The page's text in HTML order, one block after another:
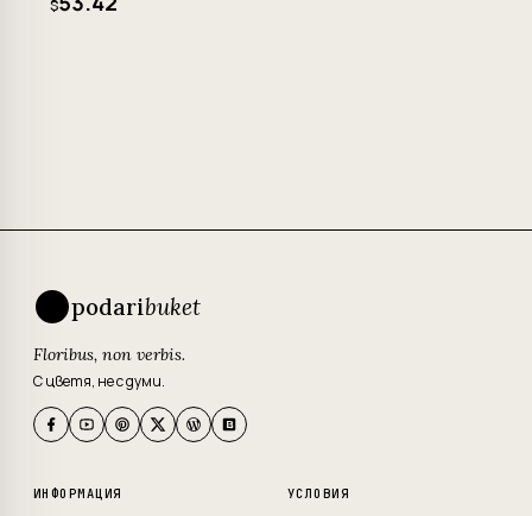
$
podaribuket
Floribus, non verbis.
С цветя, не с думи.
ИНФОРМАЦИЯ УСЛОВИЯ